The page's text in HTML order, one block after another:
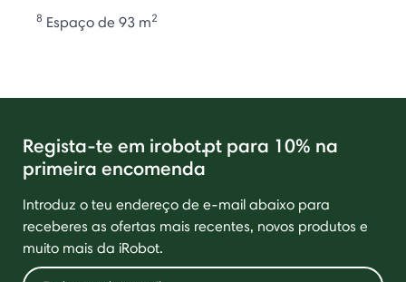
8 Espaço de 93 m2
Regista-te em irobot.pt para 10% na
primeira encomenda
Introduz o teu endereço de e-mail abaixo para
receberes as ofertas mais recentes, novos produtos e
muito mais da iRobot.